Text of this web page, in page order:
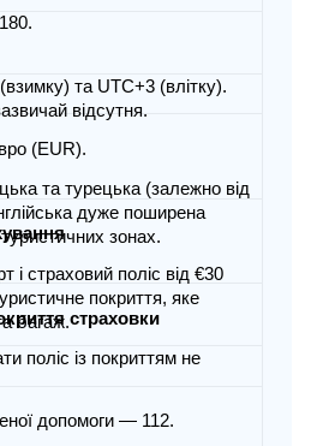
та UTC+3 (влітку).
відсутня.
(EUR).
та турецька (залежно від
дуже поширена
зонах.
і страховий поліс від €30
покриття, яке
багаж.страховки
поліс із покриттям не
допомоги — 112.